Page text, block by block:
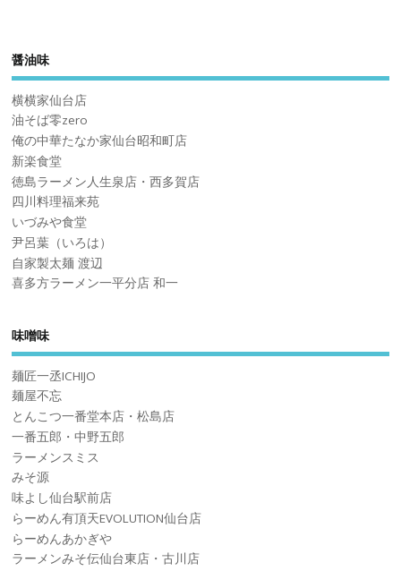
醤油味
横横家仙台店
油そば零zero
俺の中華たなか家仙台昭和町店
新楽食堂
徳島ラーメン人生泉店・西多賀店
四川料理福来苑
いづみや食堂
尹呂葉（いろは）
自家製太麺 渡辺
喜多方ラーメン一平分店 和一
味噌味
麺匠一丞ICHIJO
麺屋不忘
とんこつ一番堂本店・松島店
一番五郎・中野五郎
ラーメンスミス
みそ源
味よし仙台駅前店
らーめん有頂天EVOLUTION仙台店
らーめんあかぎや
ラーメンみそ伝仙台東店・古川店